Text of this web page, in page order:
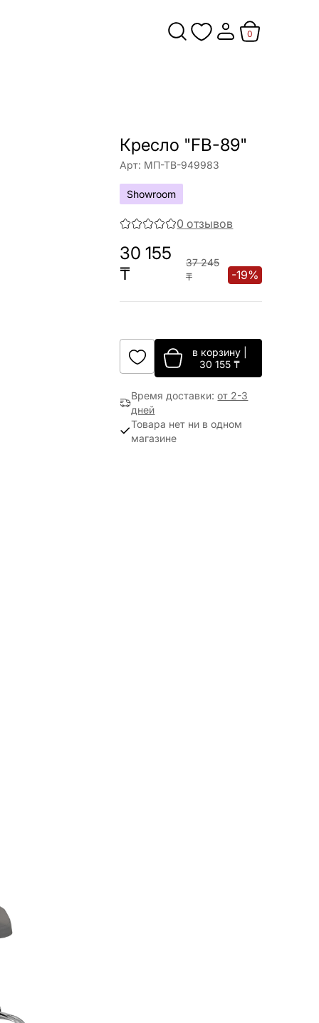
0
Кресло "FB-89"
Арт: МП-ТВ-949983
Showroom
0 отзывов
30 155
₸
37 245
₸
-19%
в корзину
30 155 ₸
Время доставки:от 2-3
дней
Товара нет ни в одном
магазине